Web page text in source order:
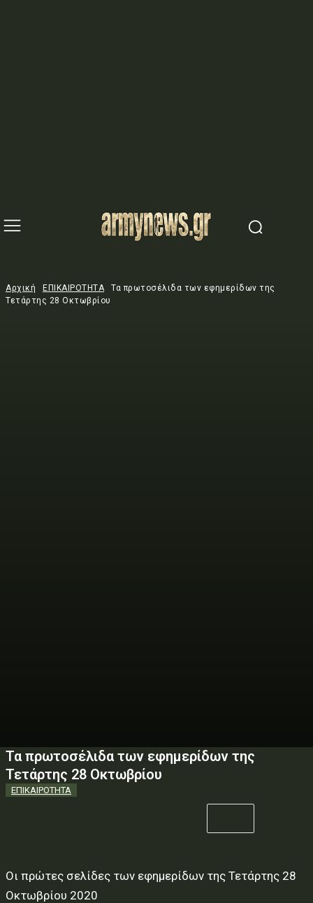
Αρχική ΕΠΙΚΑΙΡΟΤΗΤΑ
Τα πρωτοσέλιδα των εφημερίδων της
Τετάρτης 28 Οκτωβρίου
Τα πρωτοσέλιδα των εφημερίδων της
Τετάρτης 28 Οκτωβρίου
ΕΠΙΚΑΙΡΟΤΗΤΑ
Οι πρώτες σελίδες των εφημερίδων της Τετάρτης 28
Οκτωβρίου 2020